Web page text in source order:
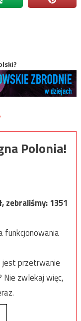
Polonia!
zebraliśmy:1351
funkcjonowania
przetrwanie
Nie zwlekaj więc,